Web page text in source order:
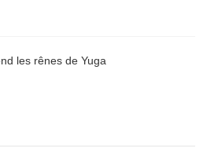
les rênes de Yuga